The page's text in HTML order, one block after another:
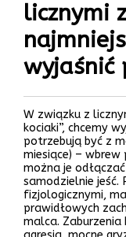
licznymi
wyjaśnić
W związku z
kociaki”, chcemy
potrzebują być z
miesiące) – wbrew
można je
samodzielnie jeść.
fizjologicznymi,
prawidłowych
malca.